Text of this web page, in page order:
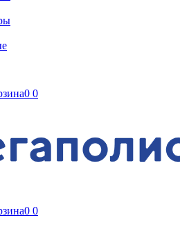
0 0
0 0